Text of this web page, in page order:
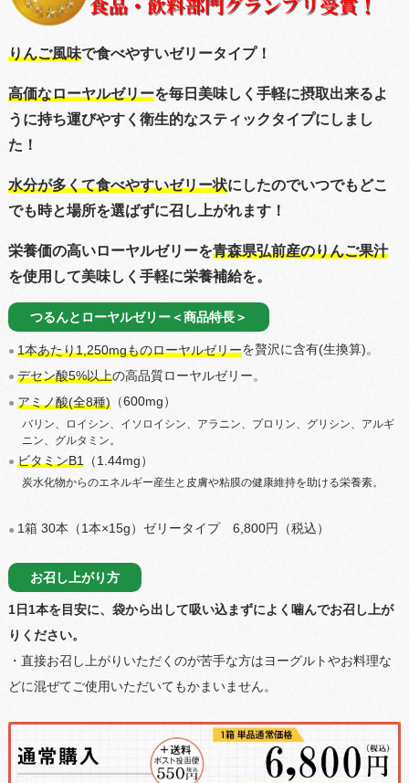
りんご風味で食べやすいゼリータイプ！
高価なローヤルゼリーを毎日美味しく手軽に摂取出来るよ
うに持ち運びやすく衛生的なスティックタイプにしまし
た！
水分が多くて食べやすいゼリー状にしたのでいつでもどこ
でも時と場所を選ばずに召し上がれます！
栄養価の高いローヤルゼリーを青森県弘前産のりんご果汁
を使用して美味しく手軽に栄養補給を。
つるんとローヤルゼリー＜商品特長＞
● 1本あたり1,250mgものローヤルゼリーを贅沢に含有(生換算)。
● デセン酸5%以上の高品質ローヤルゼリー。
● アミノ酸(全8種) （600mg）
バリン、ロイシン、イソロイシン、アラニン、プロリン、グリシン、アルギ
ニン、グルタミン。
● ビタミンB1 （1.44mg）
炭水化物からのエネルギー産生と皮膚や粘膜の健康維持を助ける栄養素。
● 1箱 30本（1本×15g）ゼリータイプ 6,800円（税込）
お召し上がり方
1日1本を目安に、袋から出して吸い込まずによく噛んでお召し上が
りください。
・直接お召し上がりいただくのが苦手な方はヨーグルトやお料理な
どに混ぜてご使用いただいてもかまいません。